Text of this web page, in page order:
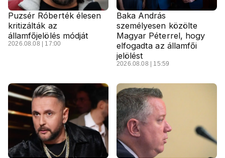
Puzsér Róberték élesen
kritizálták az
államfőjelölés módját
2026.08.08 | 17:00
Baka András
személyesen közölte
Magyar Péterrel, hogy
elfogadta az államfői
jelölést
2026.08.08 | 15:59